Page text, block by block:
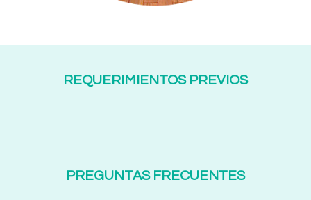
REQUERIMIENTOS PREVIOS
PREGUNTAS FRECUENTES